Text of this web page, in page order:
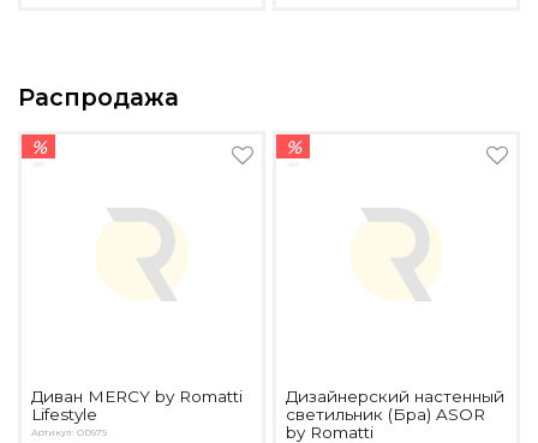
Распродажа
%
Диван MERCY by Romatti
Lifestyle
Артикул: OD979
%
Дизайнерский настенный
светильник (Бра) ASOR
by Romatti